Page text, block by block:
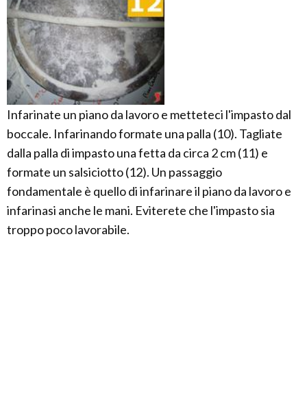
Infarinate un piano da lavoro e metteteci l'impasto dal
boccale. Infarinando formate una palla (10). Tagliate
dalla palla di impasto una fetta da circa 2 cm (11) e
formate un salsiciotto (12). Un passaggio
fondamentale è quello di infarinare il piano da lavoro e
infarinasi anche le mani. Eviterete che l'impasto sia
troppo poco lavorabile.